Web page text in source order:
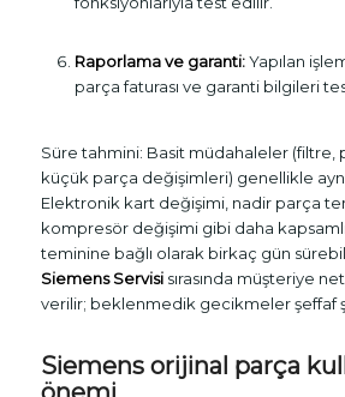
Raporlama ve garanti:Yapılan
parça faturası ve garanti bilgileri
Süre tahmini: Basit müdahaleler (filtre,
küçük parça değişimleri) genellikle
Elektronik kart değişimi, nadir parça
kompresör değişimi gibi daha
teminine bağlı olarak birkaç gün
Siemens Servisisırasında müşteriye net
verilir; beklenmedik gecikmeler şeffaf
Siemens orijinal parça